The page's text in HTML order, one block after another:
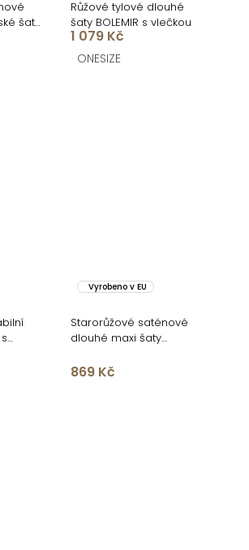
šaty
Růžové tylové dlouhé
šaty BOLEMIR s vlečkou
1 079 Kč
ONESIZE
Vyrobeno v EU
Starorůžové saténové
dlouhé maxi šaty
869 Kč